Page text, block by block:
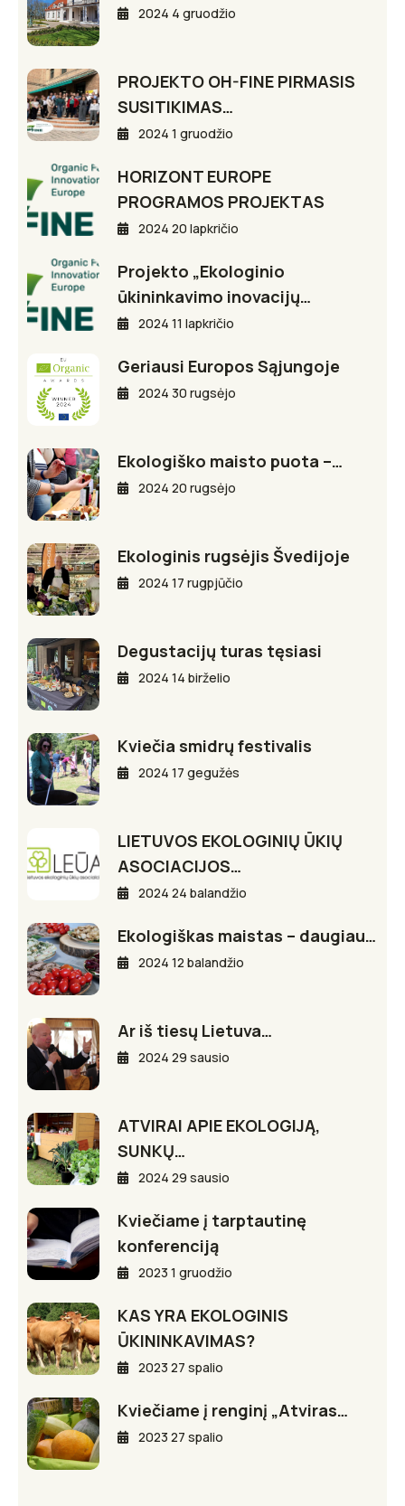
2024 4 gruodžio
PROJEKTO OH-FINE PIRMASIS
SUSITIKIMAS…
2024 1 gruodžio
HORIZONT EUROPE
PROGRAMOS PROJEKTAS
2024 20 lapkričio
Projekto „Ekologinio
ūkininkavimo inovacijų…
2024 11 lapkričio
Geriausi Europos Sąjungoje
2024 30 rugsėjo
Ekologiško maisto puota –…
2024 20 rugsėjo
Ekologinis rugsėjis Švedijoje
2024 17 rugpjūčio
Degustacijų turas tęsiasi
2024 14 birželio
Kviečia smidrų festivalis
2024 17 gegužės
LIETUVOS EKOLOGINIŲ ŪKIŲ
ASOCIACIJOS…
2024 24 balandžio
Ekologiškas maistas – daugiau…
2024 12 balandžio
Ar iš tiesų Lietuva…
2024 29 sausio
ATVIRAI APIE EKOLOGIJĄ,
SUNKŲ…
2024 29 sausio
Kviečiame į tarptautinę
konferenciją
2023 1 gruodžio
KAS YRA EKOLOGINIS
ŪKININKAVIMAS?
2023 27 spalio
Kviečiame į renginį „Atviras…
2023 27 spalio